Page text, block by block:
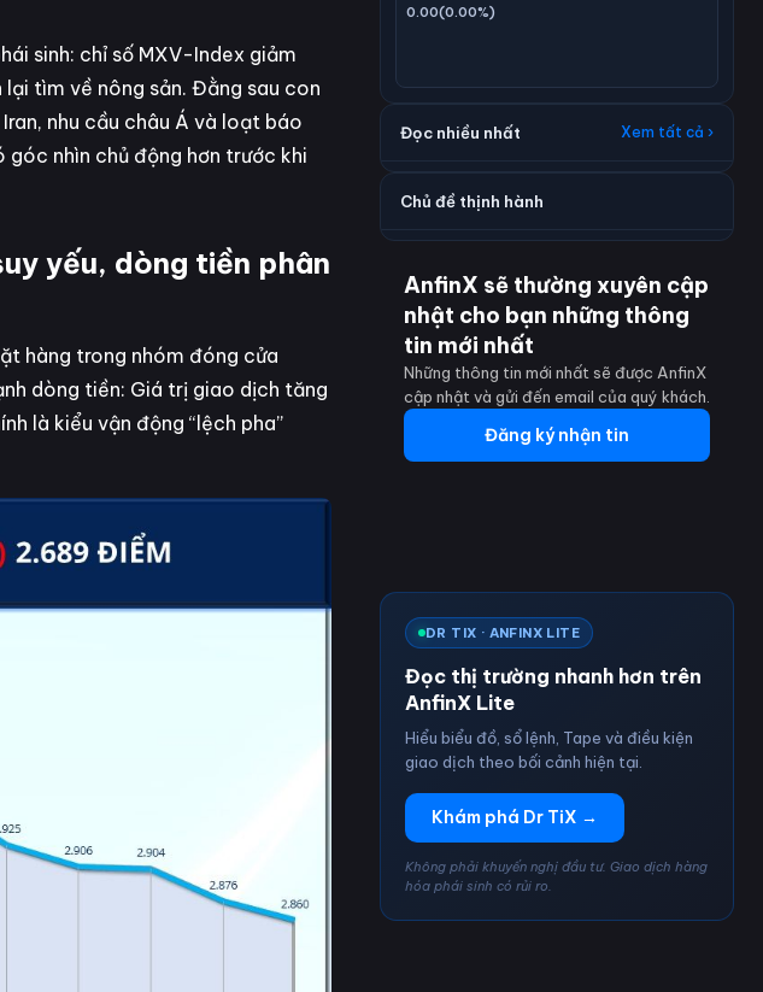
sinh: chỉ số MXV-Index giảm
tìm về nông sản. Đằng sau con
nhu cầu châu Á và loạt báo
góc nhìn chủ động hơn trước khi
yếu, dòng tiền phân
hàng trong nhóm đóng cửa
dòng tiền: Giá trị giao dịch tăng
là kiểu vận động “lệch pha”
0.00(0.00%)
Đọc nhiều nhất Xem tất cả ›
Chủ đề thịnh hành
AnfinX sẽ thường xuyên cập
nhật cho bạn những thông
tin mới nhất
Những thông tin mới nhất sẽ được AnfinX
cập nhật và gửi đến email của quý khách.
Đăng ký nhận tin
DR TIX · ANFINX LITE
Đọc thị trường nhanh hơn trên
AnfinX Lite
Hiểu biểu đồ, sổ lệnh, Tape và điều kiện
giao dịch theo bối cảnh hiện tại.
Khám phá Dr TiX →
Không phải khuyến nghị đầu tư. Giao dịch hàng
hóa phái sinh có rủi ro.